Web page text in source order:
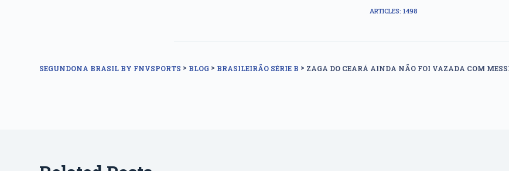
ARTICLES: 1498
SEGUNDONA BRASIL BY FNVSPORTS > BLOG > BRASILEIRÃO SÉRIE B > ZAGA DO CEARÁ AINDA NÃO FOI VAZADA COM